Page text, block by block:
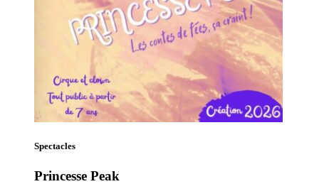
Spectacles
Princesse Peak